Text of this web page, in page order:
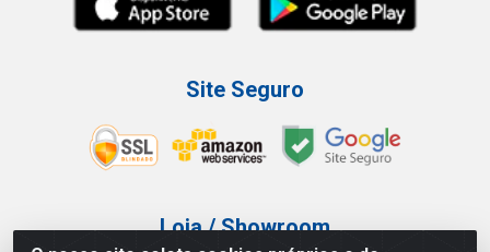
Site Seguro
Loja / Showroom